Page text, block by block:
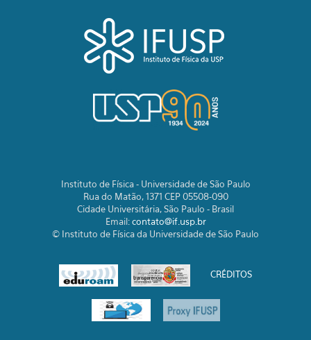
Instituto de Física - Universidade de São Paulo
Rua do Matão, 1371 CEP 05508-090
Cidade Universitária, São Paulo - Brasil
Email:contato@if.usp.br
© Instituto de Física da Universidade de São Paulo
CRÉDITOS